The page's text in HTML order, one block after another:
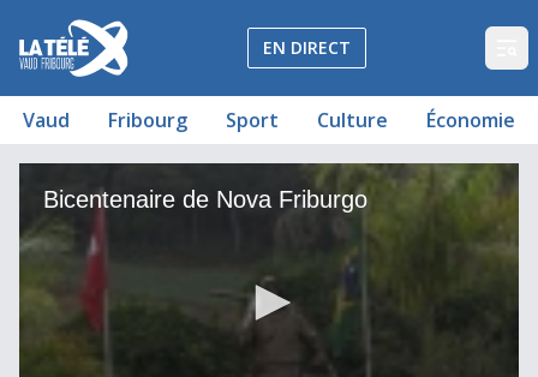
La Télé - Télévision régionale Vaud et Fribourg
EN DIRECT
Vaud Fribourg Sport Culture Économie
Bicentenaire de Nova Friburgo